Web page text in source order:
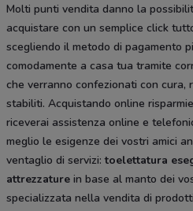
Molti punti vendita danno la
acquistare con un semplice click
scegliendo il metodo di pagamento
comodamente a casa tua tramite
che verranno confezionati con cura,
stabiliti. Acquistando online
riceverai assistenza online e
meglio le esigenze dei vostri amici
ventaglio di servizi:toelettatura
attrezzature in base al manto dei
specializzata nella vendita di